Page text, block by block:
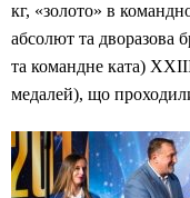
кг, «золото» в
абсолют та дворазова
та командне ката)
медалей), що